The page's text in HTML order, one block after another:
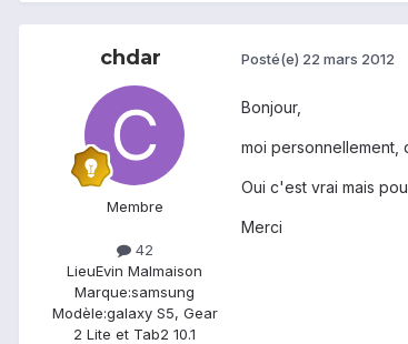
chdar
Membre
42
LieuEvin Malmaison
Marque:samsung
Modèle:galaxy S5, Gear
2 Lite et Tab2 10.1
Posté(e) 22 mars 2012
Bonjour,
moi personnellement,
Oui c'est vrai mais
Merci